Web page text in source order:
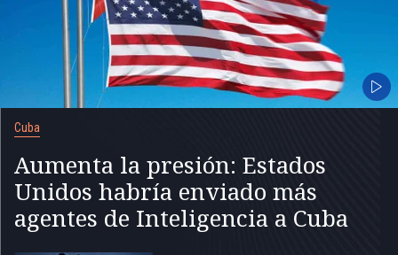
Cuba
Aumenta la presión: Estados
Unidos habría enviado más
agentes de Inteligencia a Cuba